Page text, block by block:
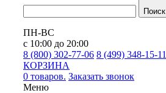
Поиск
ПН-ВС
с 10:00 до 20:00
8 (800) 302-77-06 8 (499) 348-15-11
КОРЗИНА
0 товаров. Заказать звонок
Меню